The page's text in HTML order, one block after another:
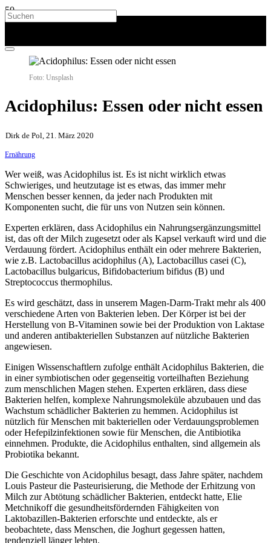
Foto: Unsplash
Acidophilus: Essen oder nicht essen
Dirk de Pol, 21. März 2020
Ernährung
Wer weiß, was Acidophilus ist. Es ist nicht wirklich etwas
Schwieriges, und heutzutage ist es etwas, das immer mehr
Menschen besser kennen, da jeder nach Produkten mit
Komponenten sucht, die für uns von Nutzen sein können.
Experten erklären, dass Acidophilus ein Nahrungsergänzungsmittel
ist, das oft der Milch zugesetzt oder als Kapsel verkauft wird und die
Verdauung fördert. Acidophilus enthält ein oder mehrere Bakterien,
wie z.B. Lactobacillus acidophilus (A), Lactobacillus casei (C),
Lactobacillus bulgaricus, Bifidobacterium bifidus (B) und
Streptococcus thermophilus.
Es wird geschätzt, dass in unserem Magen-Darm-Trakt mehr als 400
verschiedene Arten von Bakterien leben. Der Körper ist bei der
Herstellung von B-Vitaminen sowie bei der Produktion von Laktase
und anderen antibakteriellen Substanzen auf nützliche Bakterien
angewiesen.
Einigen Wissenschaftlern zufolge enthält Acidophilus Bakterien, die
in einer symbiotischen oder gegenseitig vorteilhaften Beziehung
zum menschlichen Magen stehen. Experten erklären, dass diese
Bakterien helfen, komplexe Nahrungsmoleküle abzubauen und das
Wachstum schädlicher Bakterien zu hemmen. Acidophilus ist
nützlich für Menschen mit bakteriellen oder Verdauungsproblemen
oder Hefepilzinfektionen sowie für Menschen, die Antibiotika
einnehmen. Produkte, die Acidophilus enthalten, sind allgemein als
Probiotika bekannt.
Die Geschichte von Acidophilus besagt, dass Jahre später, nachdem
Louis Pasteur die Pasteurisierung, die Methode der Erhitzung von
Milch zur Abtötung schädlicher Bakterien, entdeckt hatte, Elie
Metchnikoff die gesundheitsfördernden Fähigkeiten von
Laktobazillen-Bakterien erforschte und entdeckte, als er
beobachtete, dass Menschen, die Joghurt gegessen hatten,
tendenziell länger lebten.